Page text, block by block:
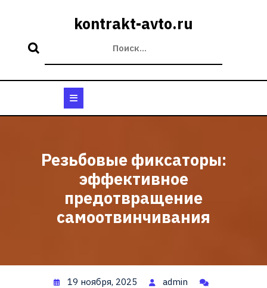
kontrakt-avto.ru
Резьбовые фиксаторы:
эффективное
предотвращение
самоотвинчивания
19 ноября, 2025
admin